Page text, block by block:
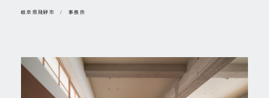
岐阜県飛騨市 / 事務所